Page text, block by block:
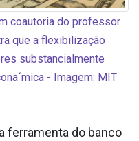
coautoria do professor
que a flexibilização
substancialmente
- Imagem: MIT
ferramenta do banco